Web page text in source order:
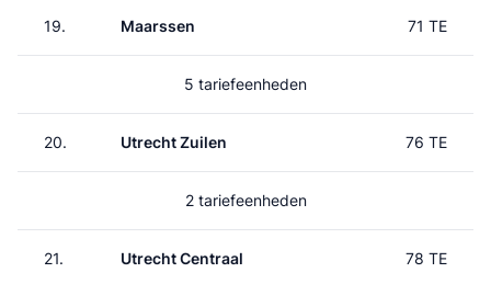
19. Maarssen 71 TE
5 tariefeenheden
20. Utrecht Zuilen 76 TE
2 tariefeenheden
21. Utrecht Centraal 78 TE